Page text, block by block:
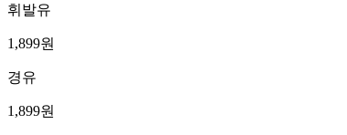
휘발유
1,899원
경유
1,899원